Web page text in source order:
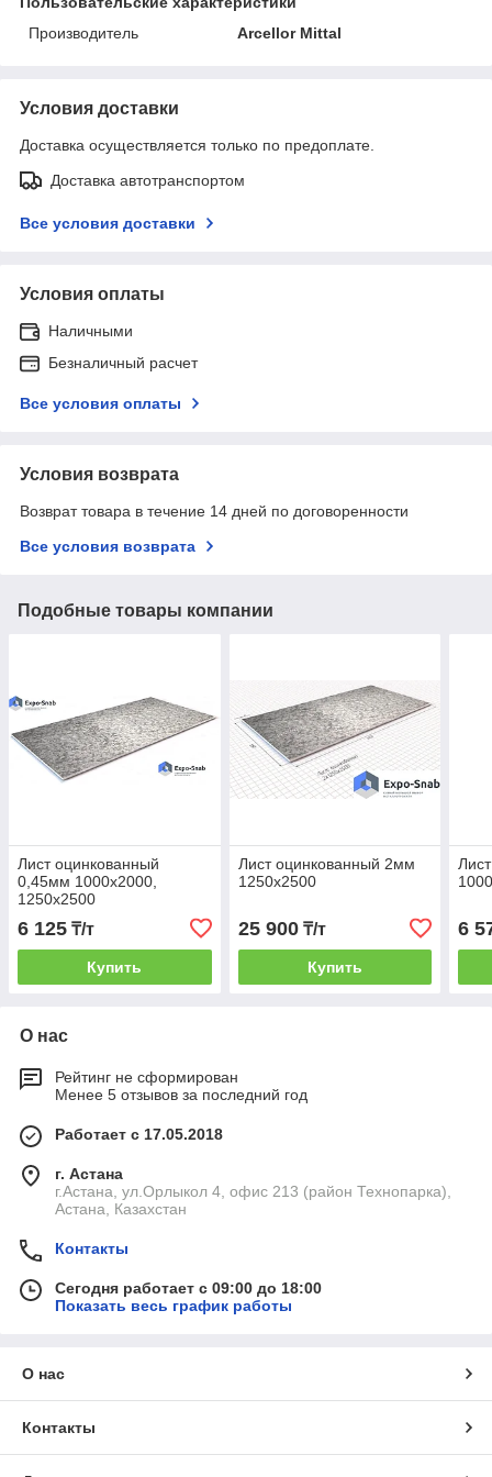
Производитель
Arcellor Mittal
Условия доставки
Доставка осуществляется только по предоплате.
Доставка автотранспортом
Все условия доставки
Условия оплаты
Наличными
Безналичный расчет
Все условия оплаты
Условия возврата
Возврат товара в течение 14 дней по договоренности
Все условия возврата
Подобные товары компании
Лист оцинкованный
0,45мм 1000х2000,
1250х2500
6 125 ₸/т
Купить
Лист оцинкованный 2мм
1250х2500
25 900₸/т
Купить
6
О нас
Рейтинг не сформирован
Менее 5 отзывов за последний год
Работает с 17.05.2018
г. Астана
г.Астана, ул.Орлыкол 4, офис 213 (район Технопарка),
Астана, Казахстан
Контакты
Сегодня работает с 09:00 до 18:00
Показать весь график работы
О нас
Контакты